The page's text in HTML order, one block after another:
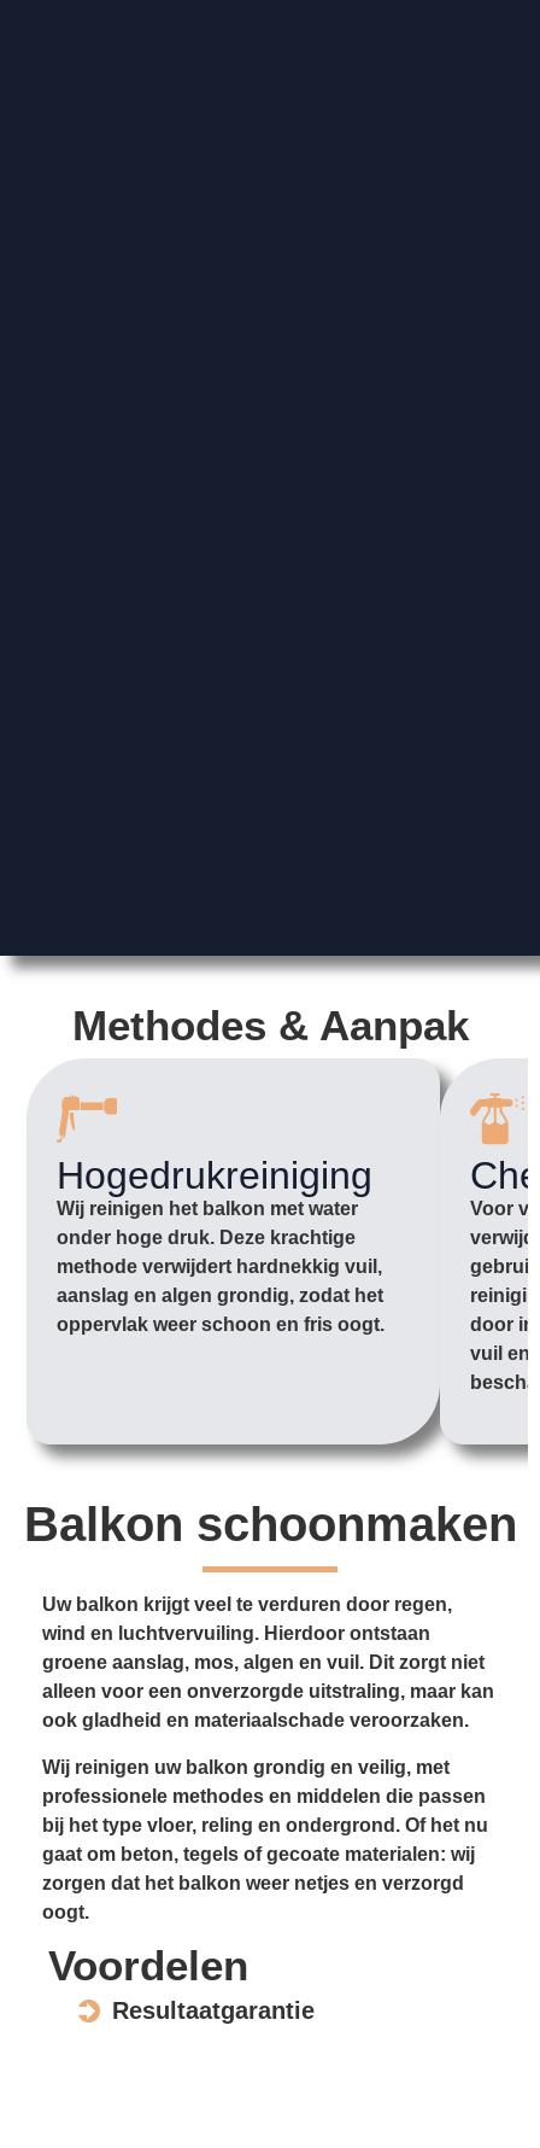
Methodes & Aanpak
Hogedrukreiniging
Wij reinigen het balkon met water
onder hoge druk. Deze krachtige
methode verwijdert hardnekkig vuil,
aanslag en algen grondig, zodat het
oppervlak weer schoon en fris oogt.
Voor
door in
vuil en
Balkon schoonmaken
Uw balkon krijgt veel te verduren door regen,
wind en luchtvervuiling. Hierdoor ontstaan
groene aanslag, mos, algen en vuil. Dit zorgt niet
alleen voor een onverzorgde uitstraling, maar kan
ook gladheid en materiaal­schade veroorzaken.
Wij reinigen uw balkon grondig en veilig, met
professionele methodes en middelen die passen
bij het type vloer, reling en ondergrond. Of het nu
gaat om beton, tegels of gecoate materialen: wij
zorgen dat het balkon weer netjes en verzorgd
oogt.
Voordelen
Resultaatgarantie